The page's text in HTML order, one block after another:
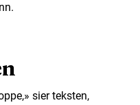
sier teksten,